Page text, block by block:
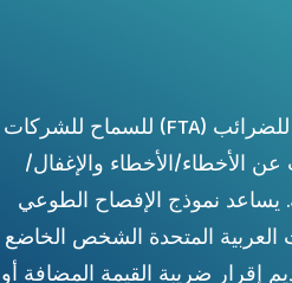
الإفصاح الطوعي هو نموذج توفره الهيئة الاتحادية للضرائب (FTA) للسماح للشركات
عن الأخطاء/الأخطاء والإغفال/
يساعد نموذج الإفصاح الطوعي
في دولة الإمارات العربية المتحدة الشخص الخاضع